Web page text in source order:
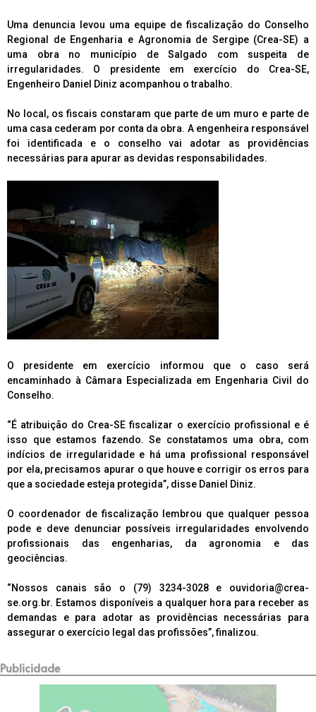
Uma denuncia levou uma equipe de fiscalização do Conselho
Regional de Engenharia e Agronomia de Sergipe (Crea-SE) a
uma obra no município de Salgado com suspeita de
irregularidades. O presidente em exercício do Crea-SE,
Engenheiro Daniel Diniz acompanhou o trabalho.
No local, os fiscais constaram que parte de um muro e parte de
uma casa cederam por conta da obra. A engenheira responsável
foi identificada e o conselho vai adotar as providências
necessárias para apurar as devidas responsabilidades.
O presidente em exercício informou que o caso será
encaminhado à Câmara Especializada em Engenharia Civil do
Conselho.
“É atribuição do Crea-SE fiscalizar o exercício profissional e é
isso que estamos fazendo. Se constatamos uma obra, com
indícios de irregularidade e há uma profissional responsável
por ela, precisamos apurar o que houve e corrigir os erros para
que a sociedade esteja protegida”, disse Daniel Diniz.
O coordenador de fiscalização lembrou que qualquer pessoa
pode e deve denunciar possíveis irregularidades envolvendo
profissionais das engenharias, da agronomia e das
geociências.
“Nossos canais são o (79) 3234-3028 e ouvidoria@crea-
se.org.br. Estamos disponíveis a qualquer hora para receber as
demandas e para adotar as providências necessárias para
assegurar o exercício legal das profissões”, finalizou.
Publicidade